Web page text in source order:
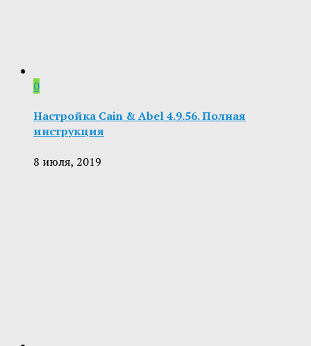
0
Настройка Cain & Abel 4.9.56. Полная
инструкция
8 июля, 2019